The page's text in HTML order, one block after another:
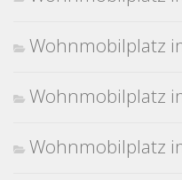
Wohnmobilplatz
Wohnmobilplatz
Wohnmobilplatz